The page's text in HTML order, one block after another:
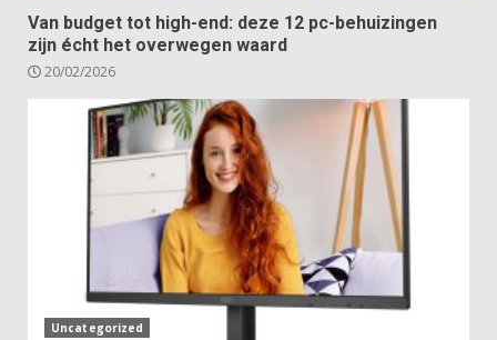
Van budget tot high-end: deze 12 pc-behuizingen
zijn écht het overwegen waard
20/02/2026
Uncategorized